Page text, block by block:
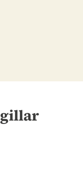
gillar